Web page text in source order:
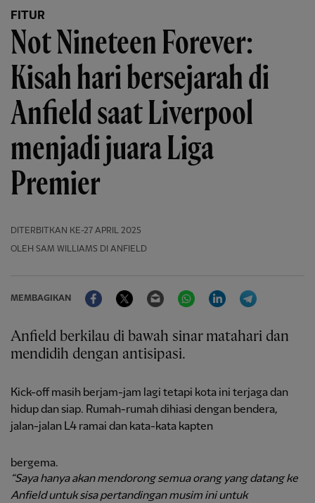
FITUR
Not Nineteen Forever:
Kisah hari bersejarah di
Anfield saat Liverpool
menjadi juara Liga
Premier
DITERBITKAN KE-27 APRIL 2025
OLEH SAM WILLIAMS DI ANFIELD
MEMBAGIKAN
FacebookTwitter Email WhatsAppLinkedIn
Anfield berkilau di bawah sinar matahari dan
mendidih dengan antisipasi.
Kick-off masih berjam-jam lagi tetapi kota ini terjaga dan
hidup dan siap. Rumah-rumah dihiasi dengan bendera,
jalan-jalan L4 ramai dan kata-kata kapten
bergema.
“Saya hanya akan mendorong semua orang yang datang ke
Anfield untuk sisa pertandingan musim ini untuk